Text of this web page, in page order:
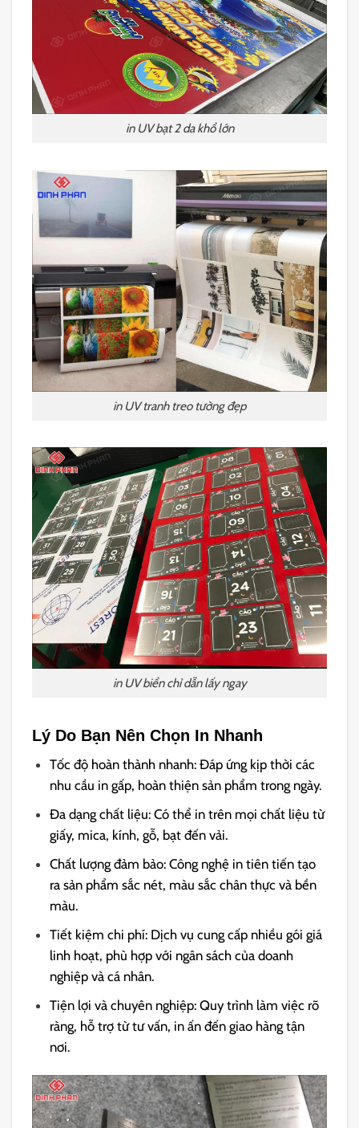
in UV bạt 2 da khổ lớn
in UV tranh treo tường đẹp
in UV biển chỉ dẫn lấy ngay
Lý Do Bạn Nên Chọn In Nhanh
Tốc độ hoàn thành nhanh: Đáp ứng kịp thời các
nhu cầu in gấp, hoàn thiện sản phẩm trong ngày.
Đa dạng chất liệu: Có thể in trên mọi chất liệu từ
giấy, mica, kính, gỗ, bạt đến vải.
Chất lượng đảm bảo: Công nghệ in tiên tiến tạo
ra sản phẩm sắc nét, màu sắc chân thực và bền
màu.
Tiết kiệm chi phí: Dịch vụ cung cấp nhiều gói giá
linh hoạt, phù hợp với ngân sách của doanh
nghiệp và cá nhân.
Tiện lợi và chuyên nghiệp: Quy trình làm việc rõ
ràng, hỗ trợ từ tư vấn, in ấn đến giao hàng tận
nơi.